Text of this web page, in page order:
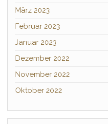
März 2023
Februar 2023
Januar 2023
Dezember 2022
November 2022
Oktober 2022